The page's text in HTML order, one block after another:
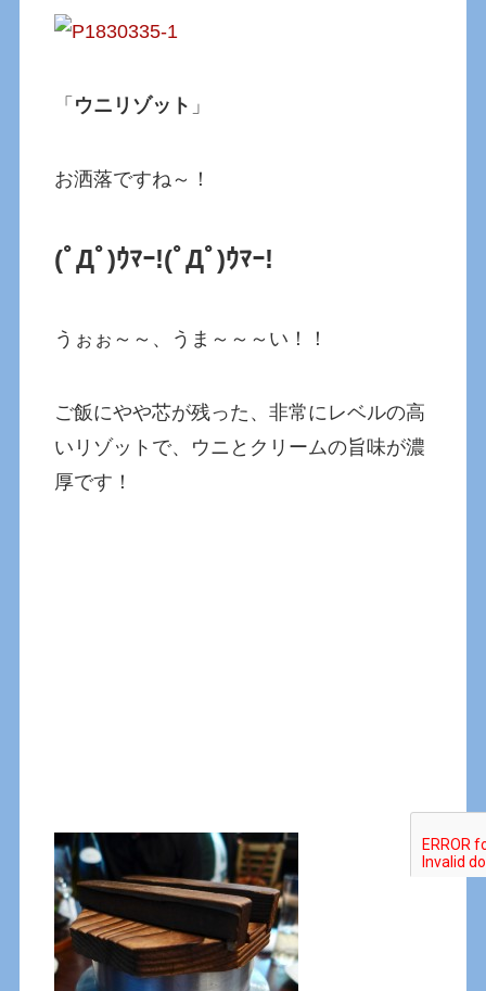
「 ウニリゾット 」
お洒落ですね～！
(ﾟДﾟ)ｳﾏｰ!(ﾟДﾟ)ｳﾏｰ!
うぉぉ～～、うま～～～い！！
ご飯にやや芯が残った、非常にレベルの高
いリゾットで、ウニとクリームの旨味が濃
厚です！